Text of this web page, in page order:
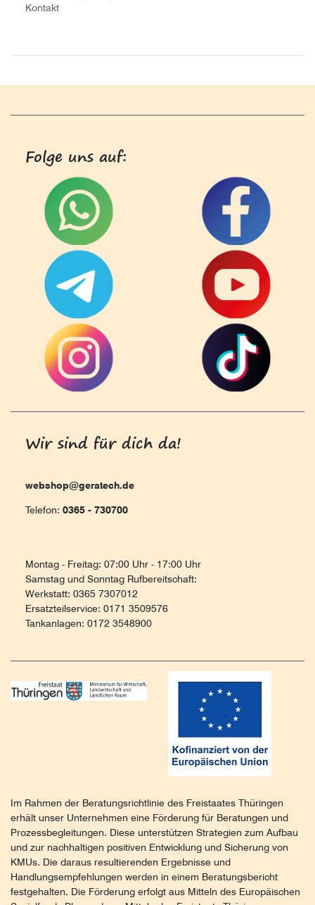
Kontakt
Folge uns auf:
Wir sind für dich da!
webshop@geratech.de
Telefon: 0365 - 730700
Montag - Freitag: 07:00 Uhr - 17:00 Uhr
Samstag und Sonntag Rufbereitschaft:
Werkstatt: 0365 7307012
Ersatzteilservice: 0171 3509576
Tankanlagen: 0172 3548900
Im Rahmen der Beratungsrichtlinie des Freistaates Thüringen
erhält unser Unternehmen eine Förderung für Beratungen und
Prozessbegleitungen. Diese unterstützen Strategien zum Aufbau
und zur nachhaltigen positiven Entwicklung und Sicherung von
KMUs. Die daraus resultierenden Ergebnisse und
Handlungsempfehlungen werden in einem Beratungsbericht
festgehalten. Die Förderung erfolgt aus Mitteln des Europäischen